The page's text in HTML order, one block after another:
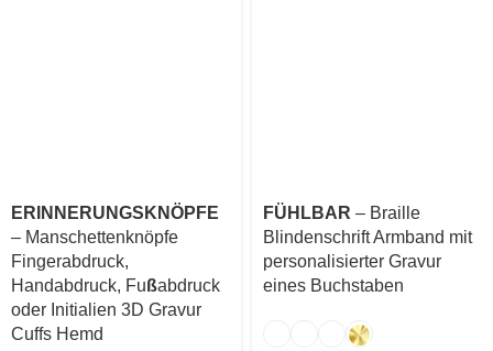
ERINNERUNGSKNÖPFE
– Manschettenknöpfe
Fingerabdruck,
Handabdruck, Fußabdruck
oder Initialien 3D Gravur
Cuffs Hemd
FÜHLBAR – Braille
Blindenschrift Armband mit
personalisierter Gravur
eines Buchstaben